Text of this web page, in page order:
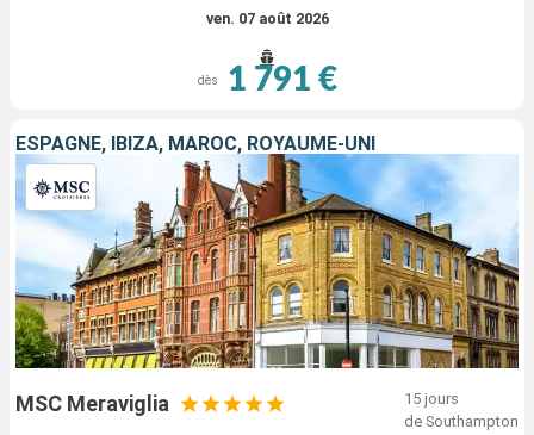
ven. 07 août 2026
dès 1 791 €
ESPAGNE, IBIZA, MAROC, ROYAUME-UNI
MSC Meraviglia
15 jours
de Southampton